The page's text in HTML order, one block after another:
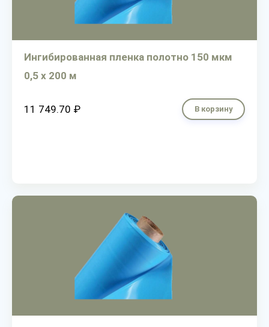
Ингибированная пленка полотно 150 мкм
0,5 х 200 м
11 749.70 ₽ В корзину